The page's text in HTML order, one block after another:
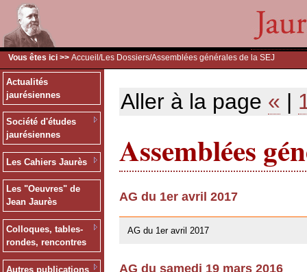
Vous êtes ici >> Accueil /Les Dossiers/Assemblées générales de la SEJ
Actualités
jaurésiennes
Société d'études
jaurésiennes
Les Cahiers Jaurès
Les "Oeuvres" de
Jean Jaurès
Colloques, tables-
rondes, rencontres
Autres publications
Aller à la page « |
Assemblées
AG du 1er avril 2017
AG du 1er avril 2017
AG du samedi 19 mars 2016